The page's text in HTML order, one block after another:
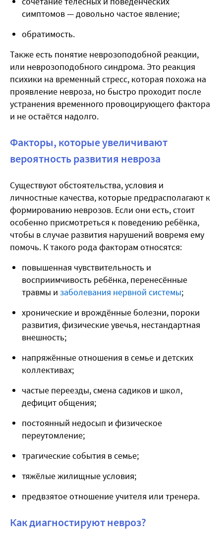
симптомов — довольно частое явление;
обратимость.
Также есть понятие неврозоподобной реакции,
или неврозоподобного синдрома. Это реакция
психики на временный стресс, которая похожа на
проявление невроза, но быстро проходит после
устранения временного провоцирующего фактора
и не остаётся надолго.
Факторы, которые увеличивают
вероятность развития невроза
Существуют обстоятельства, условия и
личностные качества, которые предрасполагают к
формированию неврозов. Если они есть, стоит
особенно присмотреться к поведению ребёнка,
чтобы в случае развития нарушений вовремя ему
помочь. К такого рода факторам относятся:
повышенная чувствительность и
восприимчивость ребёнка, перенесённые
травмы и заболевания нервной системы;
хронические и врождённые болезни, пороки
развития, физические увечья, нестандартная
внешность;
напряжённые отношения в семье и детских
коллективах;
частые переезды, смена садиков и школ,
дефицит общения;
постоянный недосып и физическое
переутомление;
трагические события в семье;
тяжёлые жилищные условия;
предвзятое отношение учителя или тренера.
Как диагностируют невроз?